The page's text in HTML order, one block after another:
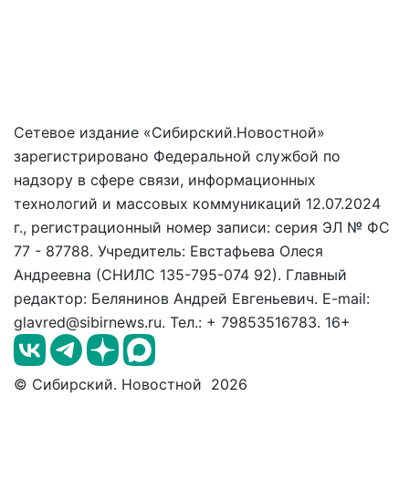
Сетевое издание «Сибирский.Новостной»
зарегистрировано Федеральной службой по
надзору в сфере связи, информационных
технологий и массовых коммуникаций 12.07.2024
г., регистрационный номер записи: серия ЭЛ № ФС
77 - 87788. Учредитель: Евстафьева Олеся
Андреевна (СНИЛС 135-795-074 92). Главный
редактор: Белянинов Андрей Евгеньевич. E-mail:
glavred@sibirnews.ru. Тел.: + 79853516783. 16+
© Сибирский. Новостной 2026